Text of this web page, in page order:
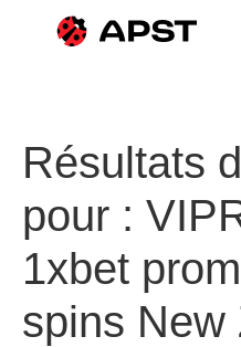
Qui sommes-nous ?
Vous êtes un voyageur
Adhérer à l’APST
Actualités
Résultats
pour :
1xbet
spins New